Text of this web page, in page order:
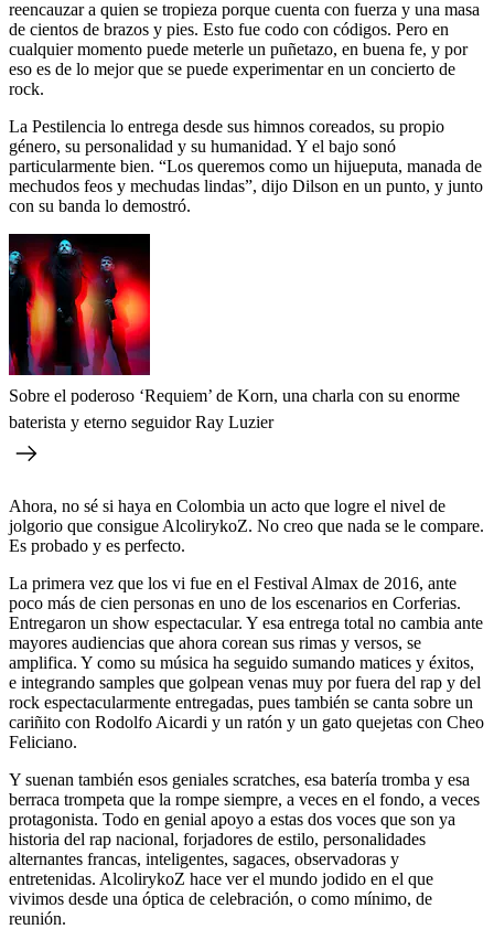
reencauzar a quien se tropieza porque cuenta con fuerza y una masa
de cientos de brazos y pies. Esto fue codo con códigos. Pero en
cualquier momento puede meterle un puñetazo, en buena fe, y por
eso es de lo mejor que se puede experimentar en un concierto de
rock.
La Pestilencia lo entrega desde sus himnos coreados, su propio
género, su personalidad y su humanidad. Y el bajo sonó
particularmente bien. “Los queremos como un hijueputa, manada de
mechudos feos y mechudas lindas”, dijo Dilson en un punto, y junto
con su banda lo demostró.
Sobre el poderoso ‘Requiem’ de Korn, una charla con su enorme
baterista y eterno seguidor Ray Luzier
Ahora, no sé si haya en Colombia un acto que logre el nivel de
jolgorio que consigue AlcolirykoZ. No creo que nada se le compare.
Es probado y es perfecto.
La primera vez que los vi fue en el Festival Almax de 2016, ante
poco más de cien personas en uno de los escenarios en Corferias.
Entregaron un show espectacular. Y esa entrega total no cambia ante
mayores audiencias que ahora corean sus rimas y versos, se
amplifica. Y como su música ha seguido sumando matices y éxitos,
e integrando samples que golpean venas muy por fuera del rap y del
rock espectacularmente entregadas, pues también se canta sobre un
cariñito con Rodolfo Aicardi y un ratón y un gato quejetas con Cheo
Feliciano.
Y suenan también esos geniales scratches, esa batería tromba y esa
berraca trompeta que la rompe siempre, a veces en el fondo, a veces
protagonista. Todo en genial apoyo a estas dos voces que son ya
historia del rap nacional, forjadores de estilo, personalidades
alternantes francas, inteligentes, sagaces, observadoras y
entretenidas. AlcolirykoZ hace ver el mundo jodido en el que
vivimos desde una óptica de celebración, o como mínimo, de
reunión.